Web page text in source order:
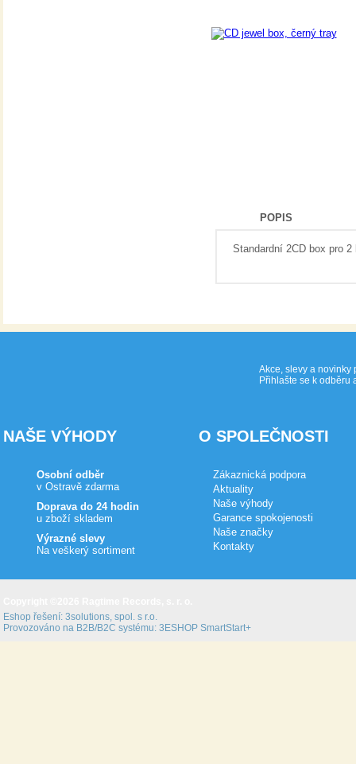
POPIS
Standardní 2CD box pro
Akce, slevy a novinky
Přihlašte se k odběru
NAŠE VÝHODY
Osobní odběr
v Ostravě zdarma
Doprava do 24 hodin
u zboží skladem
Výrazné slevy
Na veškerý sortiment
O SPOLEČNOSTI
Zákaznická podpora
Aktuality
Naše výhody
Garance spokojenosti
Naše značky
Kontakty
Eshop řešení: 3solutions, spol. s r.o.
Provozováno na B2B/B2C systému: 3ESHOP SmartStart+